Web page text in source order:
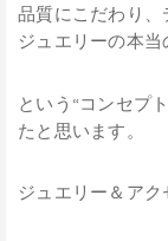
品質にこだわり
ジュエリーの本当
という“コンセプ
たと思います。
ジュエリー＆アク